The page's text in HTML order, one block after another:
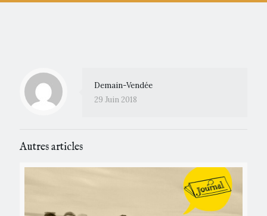
Demain-Vendée
29 Juin 2018
Autres articles